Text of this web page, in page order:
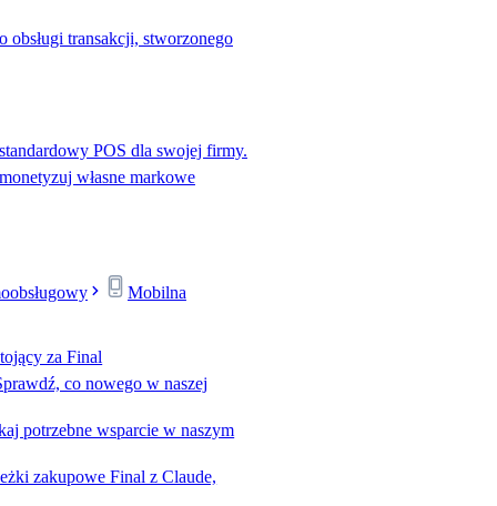
obsługi transakcji, stworzonego
POS dla swojej firmy.
własne markowe
Mobilna
za Final
co nowego w naszej
potrzebne wsparcie w naszym
zakupowe Final z Claude,